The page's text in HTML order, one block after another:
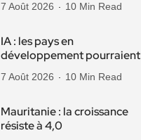
7 Août 2026 10 Min Read
IA : les pays en
développement pourraient
7 Août 2026 10 Min Read
Mauritanie : la croissance
résiste à 4,0